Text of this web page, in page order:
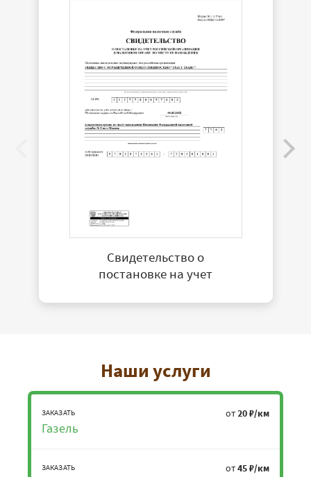
Свидетельство о
постановке на учет
Наши услуги
ЗАКАЗАТЬ
Газель
от20 ₽/км
ЗАКАЗАТЬ от45 ₽/км